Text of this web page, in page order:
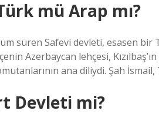
mü Arap mı?
süren Safevi devleti, esasen bir
Azerbaycan lehçesi,
ana diliydi. Şah İsmail,
Devleti mi?